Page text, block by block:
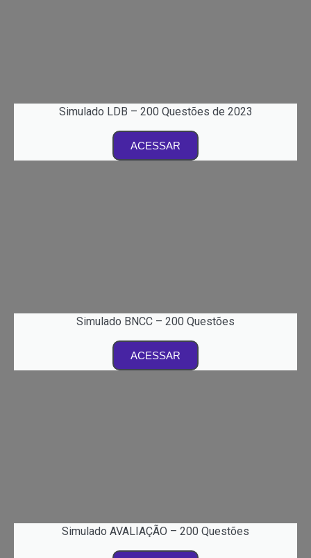
Simulado LDB – 200 Questões de 2023
ACESSAR
Simulado BNCC – 200 Questões
ACESSAR
Simulado AVALIAÇÃO – 200 Questões